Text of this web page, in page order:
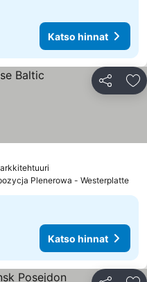
Katso hinnat
Jaa
Plenerowa - Westerplatte
Katso hinnat